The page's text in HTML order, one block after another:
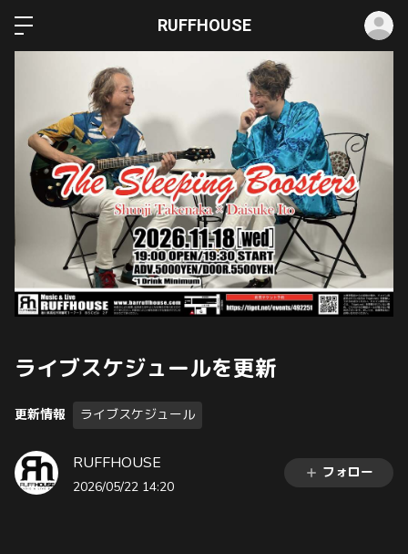
RUFFHOUSE
ライブスケジュールを更新
更新情報 ライブスケジュール
RUFFHOUSE
2026/05/22 14:20
フォロー